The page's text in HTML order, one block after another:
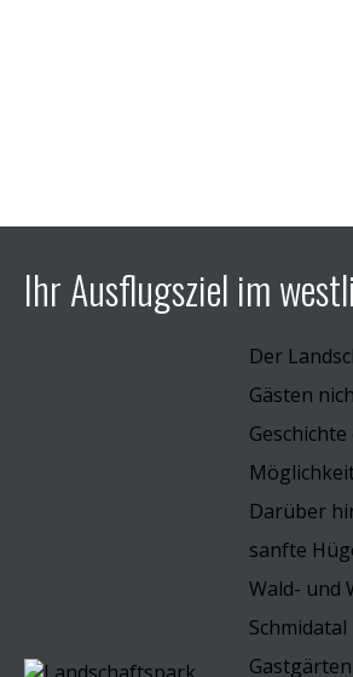
Ihr Ausflugsziel im
Der
Gästen
Darüber
sanfte
Wald- und